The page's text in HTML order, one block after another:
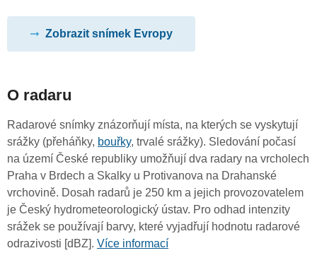
Zobrazit snímek Evropy
O radaru
Radarové snímky znázorňují místa, na kterých se vyskytují
srážky (přeháňky, bouřky, trvalé srážky). Sledování počasí
na území České republiky umožňují dva radary na vrcholech
Praha v Brdech a Skalky u Protivanova na Drahanské
vrchovině. Dosah radarů je 250 km a jejich provozovatelem
je Český hydrometeorologický ústav. Pro odhad intenzity
srážek se používají barvy, které vyjadřují hodnotu radarové
odrazivosti [dBZ]. Více informací